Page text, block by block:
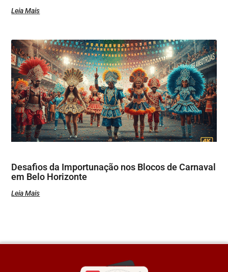
Leia Mais
Desafios da Importunação nos Blocos de Carnaval
em Belo Horizonte
Leia Mais